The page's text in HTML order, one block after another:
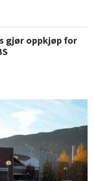
gjør oppkjøp for